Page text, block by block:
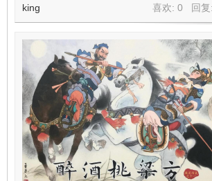
喜欢: 0 回复:
king